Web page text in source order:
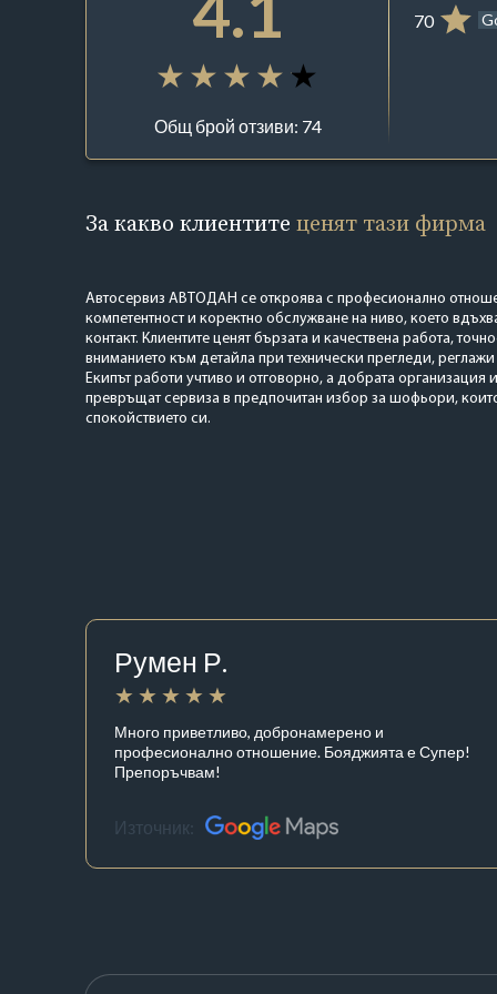
Общ брой отзиви: 74
70
За какво клиентите ценят тази фирма
Автосервиз АВТОДАН се откроява с професионално
компетентност и коректно обслужване на ниво, което
контакт. Клиентите ценят бързата и качествена работа,
вниманието към детайла при технически прегледи,
Екипът работи учтиво и отговорно, а добрата организация
превръщат сервиза в предпочитан избор за шофьори,
спокойствието си.
Румен Р.
Много приветливо, добронамерено и
професионално отношение. Бояджията е Супер!
Препоръчвам!
Източник: